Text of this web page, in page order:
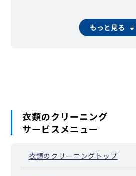
もっと見る
衣類のクリーニング
サービスメニュー
衣類のクリーニングトップ